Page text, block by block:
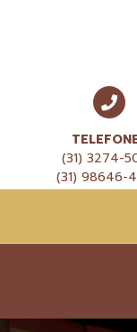
(31) 3274-
(31) 98646-